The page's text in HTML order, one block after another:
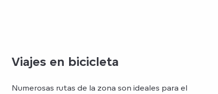
Viajes en bicicleta
Numerosas rutas de la zona son ideales para el